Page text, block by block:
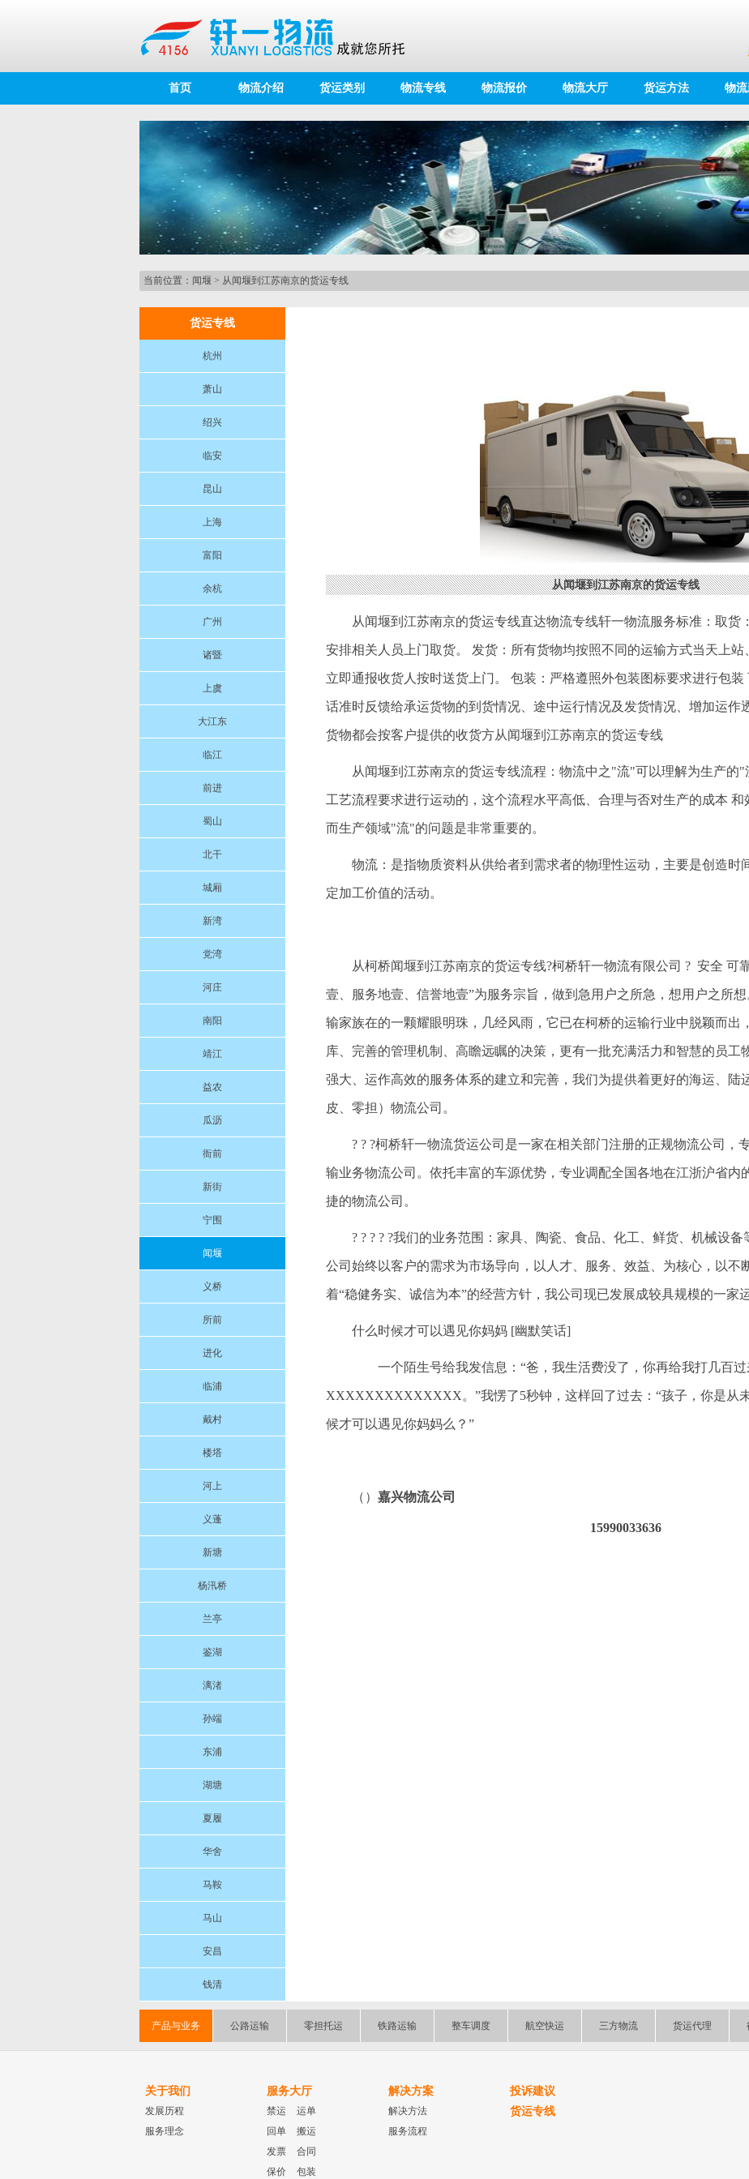
首页 物流介绍 货运类别 物流专线 物流报价 物流大厅 货运方法 物流
当前位置： 闻堰 > 从闻堰到江苏南京的货运专线
货运专线
杭州
萧山
绍兴
临安
昆山
上海
富阳
余杭
广州
诸暨
上虞
大江东
临江
前进
蜀山
北干
城厢
新湾
党湾
河庄
南阳
靖江
益农
瓜沥
衙前
新街
宁围
闻堰
义桥
所前
进化
临浦
戴村
楼塔
河上
义蓬
新塘
杨汛桥
兰亭
鉴湖
漓渚
孙端
东浦
湖塘
夏履
华舍
马鞍
马山
安昌
钱清
从闻堰到江苏南京的货运专线
从闻堰到江苏南京的货运专线直达物流专线轩一物流服务标准：取货
安排相关人员上门取货。 发货：所有货物均按照不同的运输方式当天上
立即通报收货人按时送货上门。 包装：严格遵照外包装图标要求进行包
话准时反馈给承运货物的到货情况、途中运行情况及发货情况、增加运作
货物都会按客户提供的收货方从闻堰到江苏南京的货运专线
从闻堰到江苏南京的货运专线流程：物流中之"流"可以理解为生产的
工艺流程要求进行运动的，这个流程水平高低、合理与否对生产的成本
而生产领域"流"的问题是非常重要的。
物流：是指物质资料从供给者到需求者的物理性运动，主要是创造时
定加工价值的活动。
从柯桥闻堰到江苏南京的货运专线?柯桥轩一物流有限公司 ? 安全 可
壹、服务地壹、信誉地壹”为服务宗旨，做到急用户之所急，想用户之所
输家族在的一颗耀眼明珠，几经风雨，它已在柯桥的运输行业中脱颖而出
库、完善的管理机制、高瞻远瞩的决策，更有一批充满活力和智慧的员工
强大、运作高效的服务体系的建立和完善，我们为提供着更好的海运、陆
皮、零担）物流公司。
? ? ?柯桥轩一物流货运公司是一家在相关部门注册的正规物流公司，
输业务物流公司。依托丰富的车源优势，专业调配全国各地在江浙沪省内
捷的物流公司。
? ? ? ? ?我们的业务范围：家具、陶瓷、食品、化工、鲜货、机械设备
公司始终以客户的需求为市场导向，以人才、服务、效益、为核心，以不
着“稳健务实、诚信为本”的经营方针，我公司现已发展成较具规模的一家
什么时候才可以遇见你妈妈 [幽默笑话]
一个陌生号给我发信息：“爸，我生活费没了，你再给我打几百过
XXXXXXXXXXXXXX。”我愣了5秒钟，这样回了过去：“孩子，你是从
候才可以遇见你妈妈么？”
（） 嘉兴物流公司
15990033636
产品与业务 公路运输 零担托运 铁路运输 整车调度 航空快运 三方物流 货运代理
关于我们
发展历程
服务理念
服务大厅
禁运
运单
回单
搬运
发票
合同
保价
包装
解决方案
解决方法
服务流程
投诉建议
货运专线